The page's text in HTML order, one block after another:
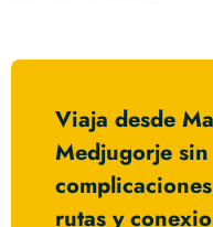
Viaja desde
Medjugorje sin
rutas y